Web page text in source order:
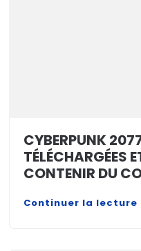
CYBERPUNK
TÉLÉCHARGÉES
CONTENIR DU
Continuer la lecture